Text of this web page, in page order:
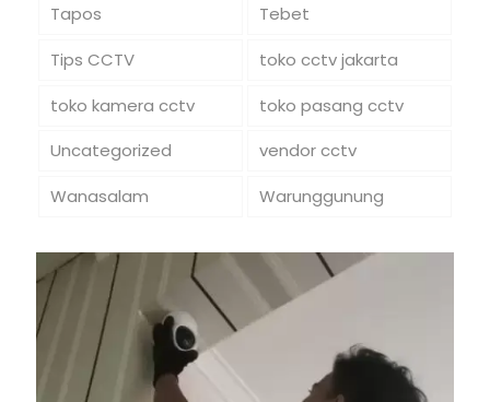
Tapos
Tebet
Tips CCTV
toko cctv jakarta
toko kamera cctv
toko pasang cctv
Uncategorized
vendor cctv
Wanasalam
Warunggunung